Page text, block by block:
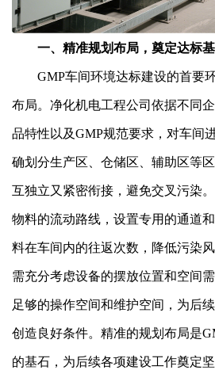
一、精准规划布局，奠定达标
GMP车间环境达标建设的首要环
布局。净化机电工程公司依据不同
品特性以及GMP规范要求，对车间
确划分生产区、仓储区、辅助区等
互独立又紧密衔接，避免交叉污染
物料的流动路线，设置专用的通道
料在车间内的往返次数，降低污染
需充分考虑设备的摆放位置和空间
足够的操作空间和维护空间，为后
创造良好条件。精准的规划布局是
的基石，为后续各项建设工作奠定坚